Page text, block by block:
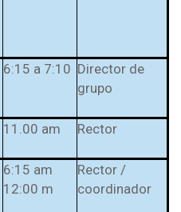
6:15 a 7:10 Director de
grupo
11.00 am Rector
6:15 am
12:00 m
Rector /
coordinador